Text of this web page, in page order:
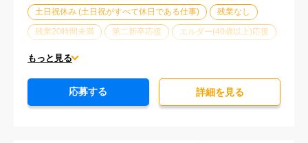
土日祝休み (土日祝がすべて休日である仕事) 残業なし
残業20時間未満 第二新卒応援 エルダー(40歳以上)応援
ブランクOK
派遣スタッフ活躍中
もっと見る
応募する 詳細を⾒る